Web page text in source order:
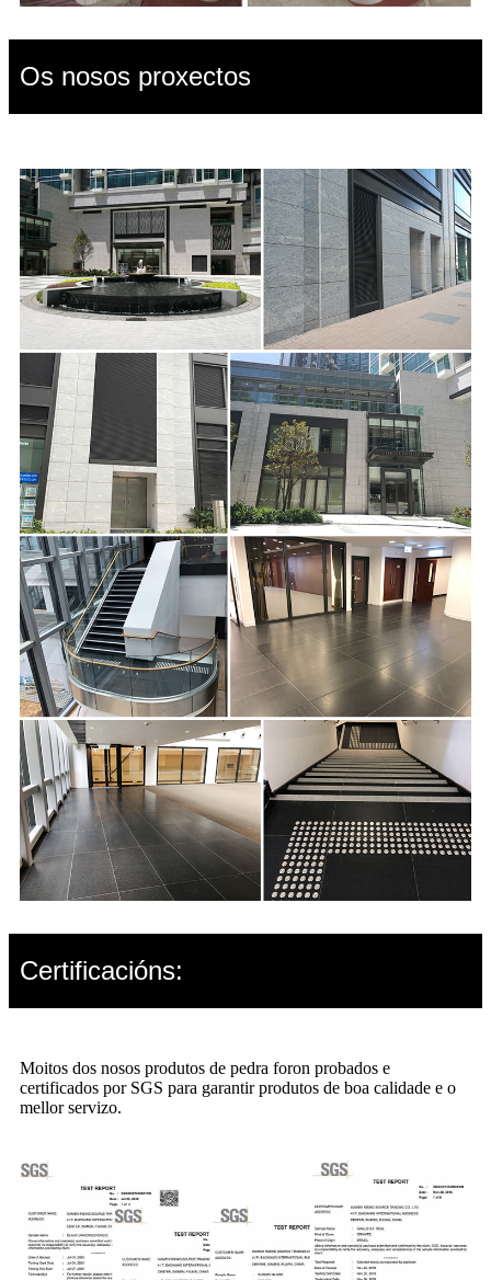
Os nosos proxectos
Certificacións:
Moitos dos nosos produtos de pedra foron probados e
certificados por SGS para garantir produtos de boa calidade e o
mellor servizo.